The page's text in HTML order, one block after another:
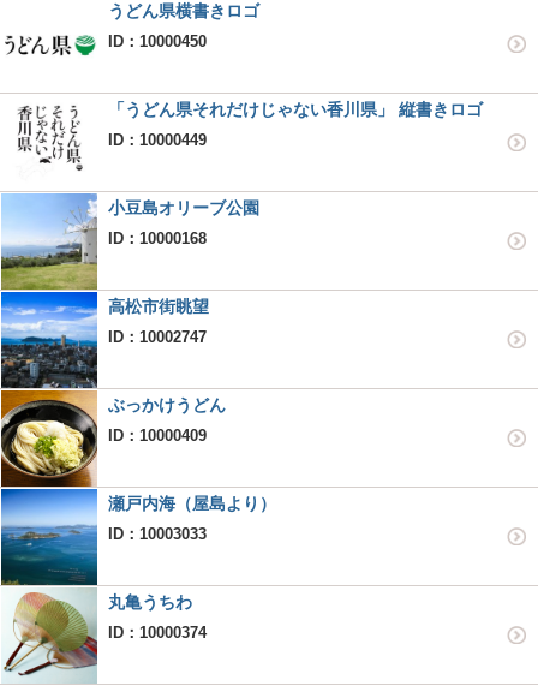
うどん県横書きロゴ
ID：10000450
「うどん県それだけじゃない香川県」 縦書きロゴ
ID：10000449
小豆島オリーブ公園
ID：10000168
高松市街眺望
ID：10002747
ぶっかけうどん
ID：10000409
瀬戸内海（屋島より）
ID：10003033
丸亀うちわ
ID：10000374